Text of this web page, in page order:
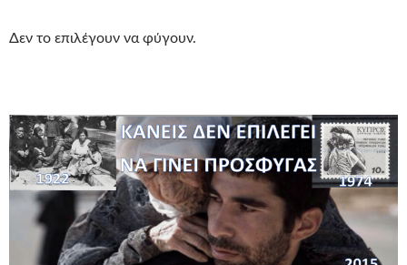
Δεν το επιλέγουν να φύγουν.